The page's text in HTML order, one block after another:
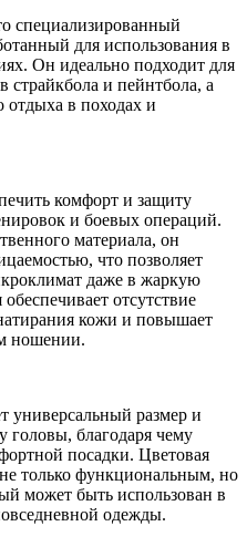
специализированный
для использования в
Он идеально подходит для
страйкбола и пейнтбола, а
отдыха в походах и
комфорт и защиту
и боевых операций.
материала, он
что позволяет
даже в жаркую
отсутствие
кожи и повышает
ношении.
универсальный размер и
головы, благодаря чему
посадки. Цветовая
только функциональным, но
может быть использован в
одежды.